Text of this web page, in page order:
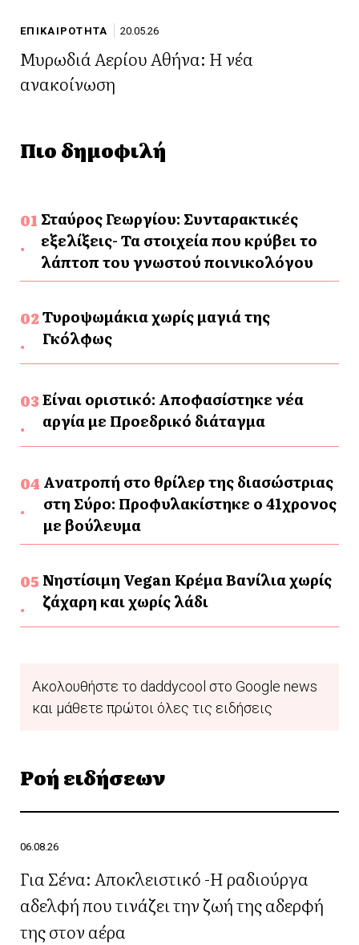
ΕΠΙΚΑΙΡΟΤΗΤΑ 20.05.26
Μυρωδιά Αερίου Αθήνα: Η νέα
ανακοίνωση
Πιο δημοφιλή
Σταύρος Γεωργίου: Συνταρακτικές
εξελίξεις- Τα στοιχεία που κρύβει το
λάπτοπ του γνωστού ποινικολόγου
Τυροψωμάκια χωρίς μαγιά της
Γκόλφως
Είναι οριστικό: Αποφασίστηκε νέα
αργία με Προεδρικό διάταγμα
Ανατροπή στο θρίλερ της διασώστριας
στη Σύρο: Προφυλακίστηκε ο 41χρονος
με βούλευμα
Νηστίσιμη Vegan Κρέμα Βανίλια χωρίς
ζάχαρη και χωρίς λάδι
Ακολουθήστε το daddycool στο Google news
και μάθετε πρώτοι όλες τις ειδήσεις
Ροή ειδήσεων
06.08.26
Για Σένα: Αποκλειστικό -Η ραδιούργα
αδελφή που τινάζει την ζωή της αδερφή
της στον αέρα